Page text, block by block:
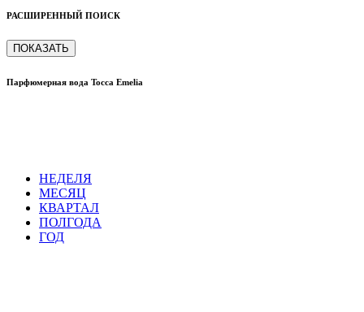
РАСШИРЕННЫЙ ПОИСК
ПОКАЗАТЬ
Парфюмерная вода Tocca Emelia
НЕДЕЛЯ
МЕСЯЦ
КВАРТАЛ
ПОЛГОДА
ГОД